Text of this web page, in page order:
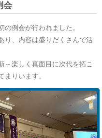
会
例会が行われました。
り、内容は盛りだくさんで活
～楽しく真面目に次代を拓こ
まりいます。